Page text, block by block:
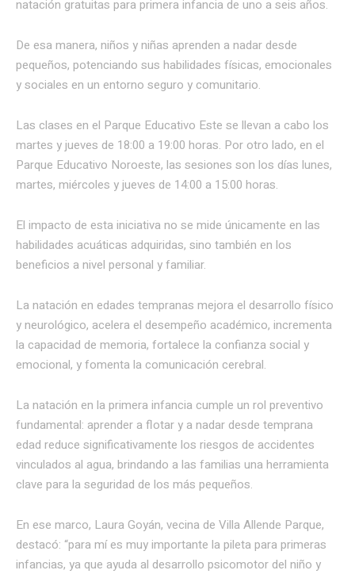
natación gratuitas para primera infancia de uno a seis años.
De esa manera, niños y niñas aprenden a nadar desde
pequeños, potenciando sus habilidades físicas, emocionales
y sociales en un entorno seguro y comunitario.
Las clases en el Parque Educativo Este se llevan a cabo los
martes y jueves de 18:00 a 19:00 horas. Por otro lado, en el
Parque Educativo Noroeste, las sesiones son los días lunes,
martes, miércoles y jueves de 14:00 a 15:00 horas.
El impacto de esta iniciativa no se mide únicamente en las
habilidades acuáticas adquiridas, sino también en los
beneficios a nivel personal y familiar.
La natación en edades tempranas mejora el desarrollo físico
y neurológico, acelera el desempeño académico, incrementa
la capacidad de memoria, fortalece la confianza social y
emocional, y fomenta la comunicación cerebral.
La natación en la primera infancia cumple un rol preventivo
fundamental: aprender a flotar y a nadar desde temprana
edad reduce significativamente los riesgos de accidentes
vinculados al agua, brindando a las familias una herramienta
clave para la seguridad de los más pequeños.
En ese marco, Laura Goyán, vecina de Villa Allende Parque,
destacó: “para mí es muy importante la pileta para primeras
infancias, ya que ayuda al desarrollo psicomotor del niño y